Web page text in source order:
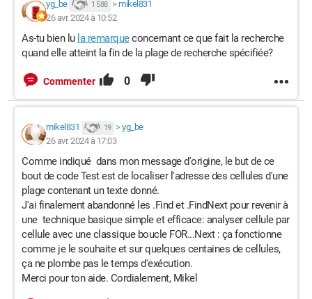
yg_be 1 588 > mikel831
26 avr. 2024 à 10:52
As-tu bien lu la remarqueconcernant ce que fait la recherche
quand elle atteint la fin de la plage de recherche spécifiée?
Commenter 0
mikel831 19 > yg_be
26 avr. 2024 à 17:03
Comme indiqué dans mon message d'origine, le but de ce
bout de code Test est de localiser l'adresse des cellules d'une
plage contenant un texte donné.
J'ai finalement abandonné les .Find et .FindNext pour revenir à
une technique basique simple et efficace: analyser cellule par
cellule avec une classique boucle FOR...Next : ça fonctionne
comme je le souhaite et sur quelques centaines de cellules,
ça ne plombe pas le temps d'exécution.
Merci pour ton aide. Cordialement, Mikel